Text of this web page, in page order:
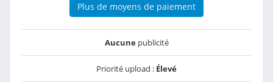
Plus de moyens de paiement
Aucunepublicité
Priorité upload : Élevé